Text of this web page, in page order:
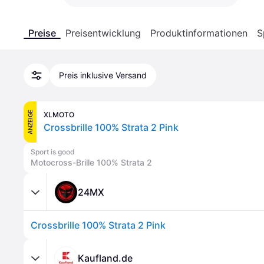
Preise Preisentwicklung Produktinformationen
Preis inklusive Versand
ANZEIGE XLMOTO
Crossbrille 100% Strata 2 Pink
Sport is good
Motocross-Brille 100% Strata 2
24MX
Crossbrille 100% Strata 2 Pink
Kaufland.de